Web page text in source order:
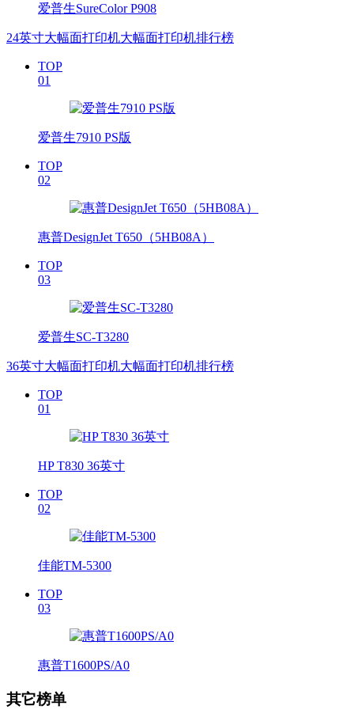
爱普生SureColor P908
24英寸大幅面打印机大幅面打印机排行榜
TOP
01
爱普生7910 PS版
TOP
02
惠普DesignJet T650（5HB08A）
TOP
03
爱普生SC-T3280
36英寸大幅面打印机大幅面打印机排行榜
TOP
01
HP T830 36英寸
TOP
02
佳能TM-5300
TOP
03
惠普T1600PS/A0
其它榜单